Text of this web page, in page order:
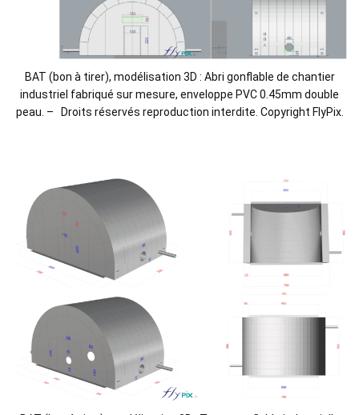
BAT (bon à tirer), modélisation 3D : Abri gonflable de chantier
industriel fabriqué sur mesure, enveloppe PVC 0.45mm double
peau. – Droits réservés reproduction interdite. Copyright FlyPix.